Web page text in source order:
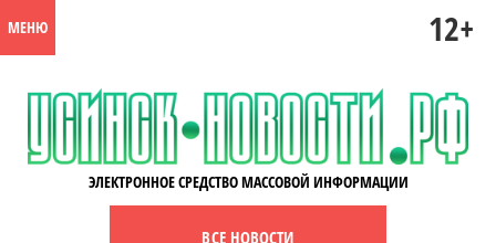
МЕНЮ 12+
ВСЕ НОВОСТИ
ЭЛЕКТРОННОЕ СРЕДСТВО МАССОВОЙ ИНФОРМАЦИИ